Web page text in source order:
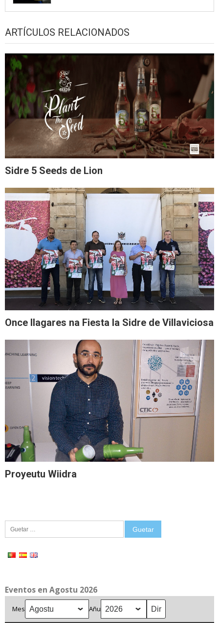
ARTÍCULOS RELACIONADOS
Sidre 5 Seeds de Lion
Once llagares na Fiesta la Sidre de Villaviciosa
Proyeutu Wiidra
Eventos en Agostu 2026
Mes Añu